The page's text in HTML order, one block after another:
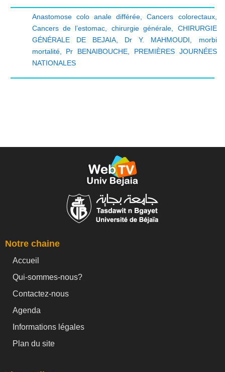
Anastomose colo anale différée ,Cancers colorectaux,
Cancers de l’estomac
chirurgie générale
CHIRURGIE
GÉNÉRALE DE BEJAIA, Dr Y. MAHMOUDI
morbi
mortalité, Pr BENAIBOUCHE
PREMIÈRES JOURNÉES
NATIONALES
Notre chaine
Accueil
Qui-sommes-nous?
Contactez-nous
Agenda
Informations légales
Plan du site